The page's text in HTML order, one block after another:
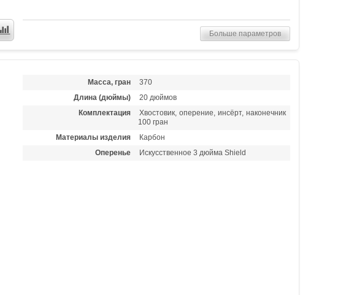
Больше параметров
Масса, гран
370
Длина (дюймы)
20 дюймов
Комплектация
Хвостовик, оперение, инсёрт, наконечник
100 гран
Материалы изделия
Карбон
Оперенье
Искусственное 3 дюйма Shield